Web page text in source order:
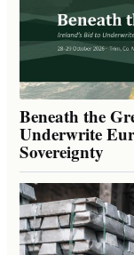
Beneath the
Underwrite
Sovereignty